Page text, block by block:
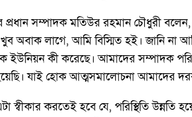
প্রধান সম্পাদক মতিউর রহমান চৌধুরী
অবাক লাগে, আমি বিস্মিত হই। জানি না
ইউনিয়ন কী করেছে। আমাদের সম্পাদক
যাই হোক আত্মসমালোচনা আমাদের
স্বীকার করতেই হবে যে, পরিস্থিতি